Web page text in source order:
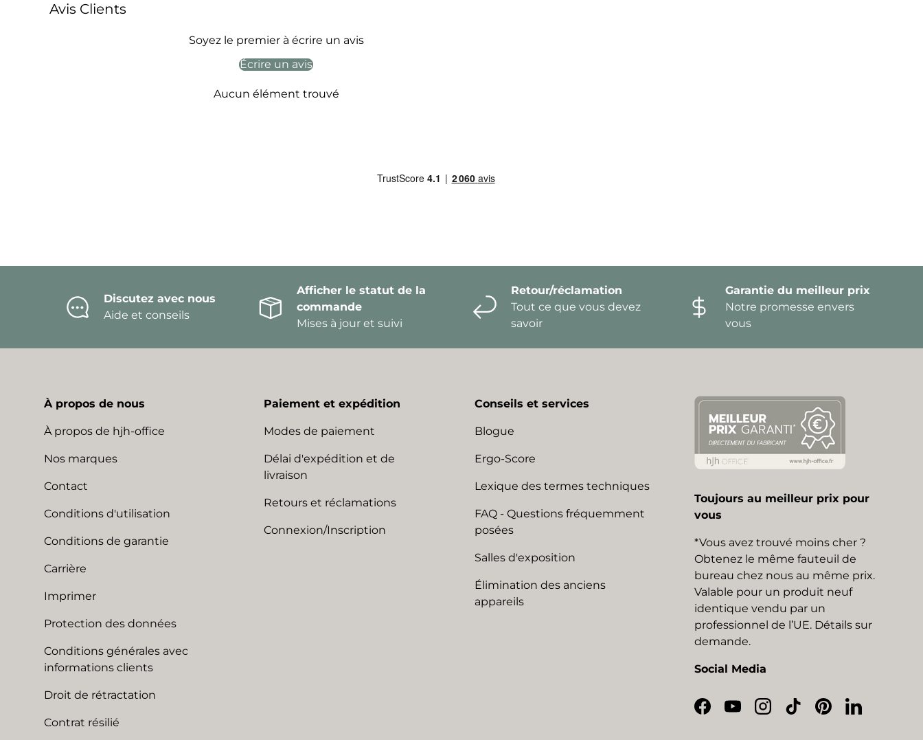
Avis Clients
Soyez le premier à écrire un avis
Écrire un avis
Aucun élément trouvé
Discutez avec nous
Aide et conseils
Afficher le statut de la
commande
Mises à jour et suivi
Retour/réclamation
Tout ce que vous devez
savoir
Garantie du meilleur prix
Notre promesse envers
vous
À propos de nous
À propos de hjh-office
Nos marques
Contact
Conditions d'utilisation
Conditions de garantie
Carrière
Imprimer
Protection des données
Conditions générales avec
informations clients
Droit de rétractation
Contrat résilié
Paiement et expédition
Modes de paiement
Délai d'expédition et de
livraison
Retours et réclamations
Connexion/Inscription
Conseils et services
Blogue
Ergo-Score
Lexique des termes techniques
FAQ - Questions fréquemment
posées
Salles d'exposition
Élimination des anciens
appareils
Toujours au meilleur prix pour
vous
*Vous avez trouvé moins cher ?
Obtenez le même fauteuil de
bureau chez nous au même prix.
Valable pour un produit neuf
identique vendu par un
professionnel de l’UE. Détails sur
demande.
Social Media
Facebook
YouTubeInstagram
TikTokPinterestLinkedIn